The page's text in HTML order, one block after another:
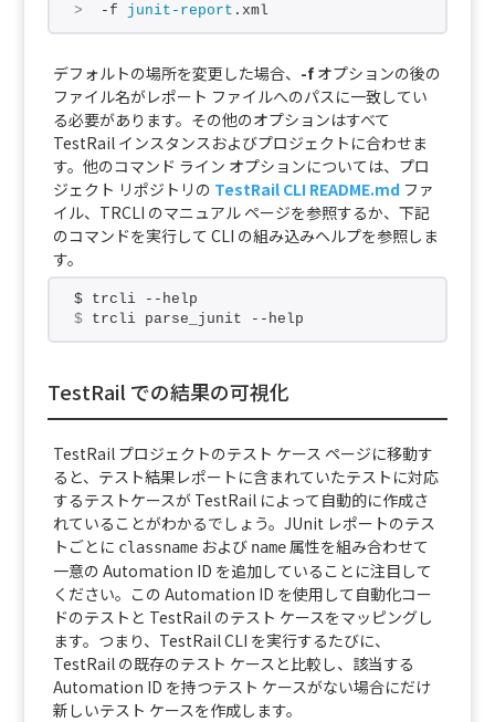
>
  -f
junit-report .xml
デフォルトの場所を変更した場合、 -fオプションの後の
ファイル名がレポート ファイルへのパスに一致してい
る必要があります。その他のオプションはすべて
TestRail インスタンスおよびプロジェクトに合わせま
す。他のコマンド ライン オプションについては、プロ
ジェクト リポジトリの TestRail CLI README.md ファ
イル、TRCLI のマニュアル ページを参照するか、下記
のコマンドを実行して CLI の組み込みヘルプを参照しま
す。
$ trcli --help
$ trcli parse_junit --help
TestRail での結果の可視化
TestRail プロジェクトのテスト ケース ページに移動す
ると、テスト結果レポートに含まれていたテストに対応
するテストケースが TestRail によって自動的に作成さ
れていることがわかるでしょう。JUnit レポートのテス
トごとに classnameおよび name属性を組み合わせて
一意の Automation ID を追加していることに注目して
ください。この Automation ID を使用して自動化コー
ドのテストと TestRail のテスト ケースをマッピングし
ます。つまり、TestRail CLI を実行するたびに、
TestRail の既存のテスト ケースと比較し、該当する
Automation ID を持つテスト ケースがない場合にだけ
新しいテスト ケースを作成します。